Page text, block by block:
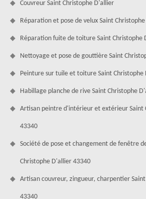
Couvreur Saint Christophe D'allier
Réparation et pose de velux Saint
Réparation fuite de toiture Saint Christophe
Nettoyage et pose de gouttière Saint
Peinture sur tuile et toiture Saint Christophe
Habillage planche de rive Saint Christophe
Artisan peintre d'intérieur et extérieur Saint
43340
Société de pose et changement de fenêtre
Christophe D'allier 43340
Artisan couvreur, zingueur, charpentier
43340